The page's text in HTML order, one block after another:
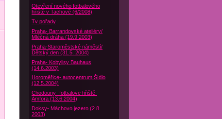
Otevření nového fotbalového
hřiště v Tachově (6/2008)
Tv pořady
Praha- Barrandovské ateliéry/
Mléčná dráha (19.9 2003)
Praha-Staroměstské náměstí/
Dětský den (31.5. 2004)
Praha- Kobylisy Bauhaus
(14.6.2003)
Horoměřice- autocentrum Šídlo
(12.5.2004)
Chodouny- fotbalove hřiště-
Amfora (13.6.2004)
Doksy- Máchovo jezero (2.8.
2003)